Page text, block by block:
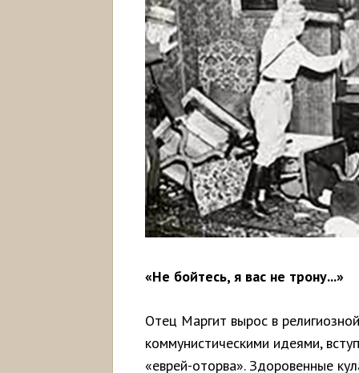
«Не бойтесь, я вас не трону...»
Отец Маргит вырос в
коммунистическими идеями,
«еврей-оторва». Здоровенные